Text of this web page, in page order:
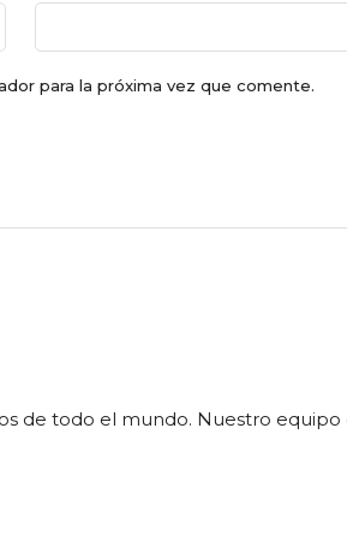
para la próxima vez que comente.
de todo el mundo. Nuestro